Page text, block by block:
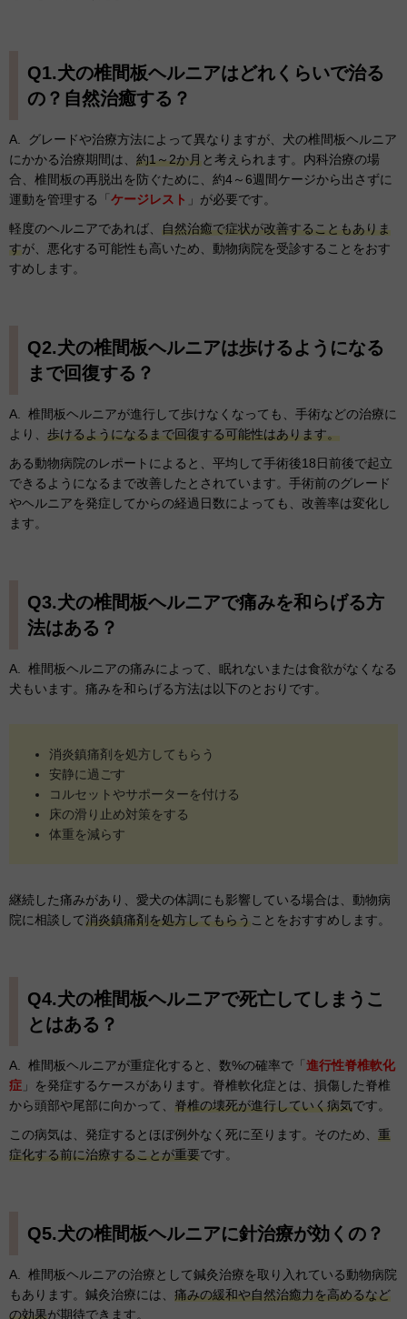
Q1.犬の椎間板ヘルニアはどれくらいで治る
の？自然治癒する？
A. グレードや治療方法によって異なりますが、犬の椎間板ヘルニア
にかかる治療期間は、 約1～2か月と考えられます。内科治療の場
合、椎間板の再脱出を防ぐために、約4～6週間ケージから出さずに
運動を管理する「 ケージレスト 」が必要です。
軽度のヘルニアであれば、 自然治癒で症状が改善することもありま
すが、悪化する可能性も高いため、動物病院を受診することをおす
すめします。
Q2.犬の椎間板ヘルニアは歩けるようになる
まで回復する？
A. 椎間板ヘルニアが進行して歩けなくなっても、手術などの治療に
より、 歩けるようになるまで回復する可能性はあります。
ある動物病院のレポートによると、平均して手術後18日前後で起立
できるようになるまで改善したとされています。手術前のグレード
やヘルニアを発症してからの経過日数によっても、改善率は変化し
ます。
Q3.犬の椎間板ヘルニアで痛みを和らげる方
法はある？
A. 椎間板ヘルニアの痛みによって、眠れないまたは食欲がなくなる
犬もいます。痛みを和らげる方法は以下のとおりです。
消炎鎮痛剤を処方してもらう
安静に過ごす
コルセットやサポーターを付ける
床の滑り止め対策をする
体重を減らす
継続した痛みがあり、愛犬の体調にも影響している場合は、動物病
院に相談して消炎鎮痛剤を処方してもらうことをおすすめします。
Q4.犬の椎間板ヘルニアで死亡してしまうこ
とはある？
A. 椎間板ヘルニアが重症化すると、数%の確率で「 進行性脊椎軟化
症 」を発症するケースがあります。脊椎軟化症とは、損傷した脊椎
から頭部や尾部に向かって、 脊椎の壊死が進行していく病気です。
この病気は、発症するとほぼ例外なく死に至ります。そのため、 重
症化する前に治療することが重要です。
Q5.犬の椎間板ヘルニアに針治療が効くの？
A. 椎間板ヘルニアの治療として鍼灸治療を取り入れている動物病院
もあります。鍼灸治療には、 痛みの緩和や自然治癒力を高めるなど
の効果が期待できます。